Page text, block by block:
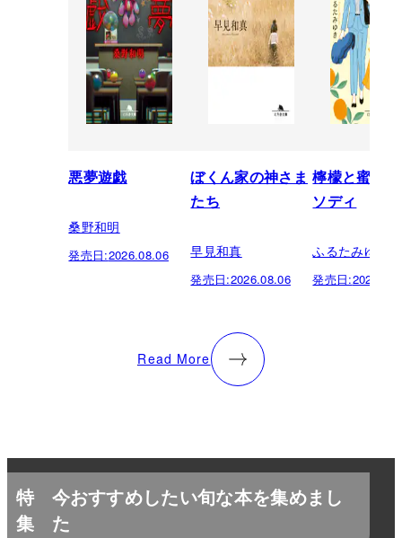
悪夢遊戯
桑野和明
発売日:2026.08.06
ぼくん家の神さま
たち
早見和真
発売日:2026.08.06
檸檬と蜜柑
ソディ
ふるたみゆき
発売日:
Read More
特
集
今おすすめしたい旬な本を集めまし
た